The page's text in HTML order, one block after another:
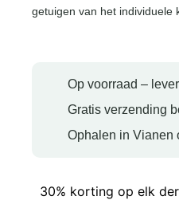
getuigen van het individuele
Op voorraad –
Gratis verzending
Ophalen in Vianen
30% korting op elk